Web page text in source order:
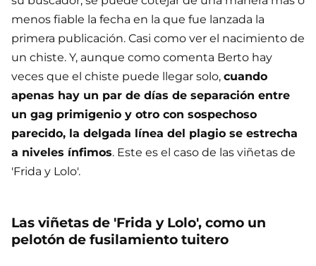
menos fiable la fecha en la que fue lanzada la
primera publicación. Casi como ver el nacimiento de
un chiste. Y, aunque como comenta Berto hay
veces que el chiste puede llegar solo, cuando
apenas hay un par de días de separación entre
un gag primigenio y otro con sospechoso
parecido, la delgada línea del plagio se estrecha
a niveles ínfimos. Este es el caso de las viñetas de
'Frida y Lolo'.
Las viñetas de 'Frida y Lolo', como un
pelotón de fusilamiento tuitero